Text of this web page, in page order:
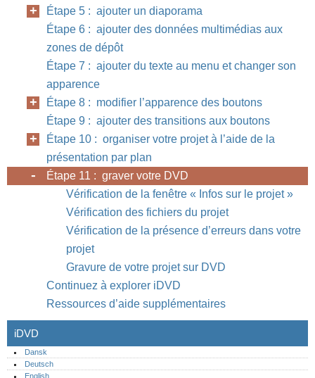
Étape 5 : ajouter un diaporama
Étape 6 : ajouter des données multimédias aux
zones de dépôt
Étape 7 : ajouter du texte au menu et changer son
apparence
Étape 8 : modifier l’apparence des boutons
Étape 9 : ajouter des transitions aux boutons
Étape 10 : organiser votre projet à l’aide de la
présentation par plan
Étape 11 : graver votre DVD
Vérification de la fenêtre « Infos sur le projet »
Vérification des fichiers du projet
Vérification de la présence d’erreurs dans votre
projet
Gravure de votre projet sur DVD
Continuez à explorer iDVD
Ressources d’aide supplémentaires
iDVD
Dansk
Deutsch
English